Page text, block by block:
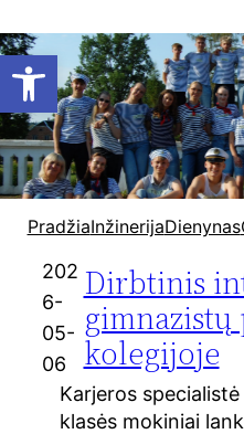
Open toolbar
PradžiaInžinerijaDienynas
202
6-
05-
06
Dirbtinis
kolegijoje
Karjeros
klasės mokiniai